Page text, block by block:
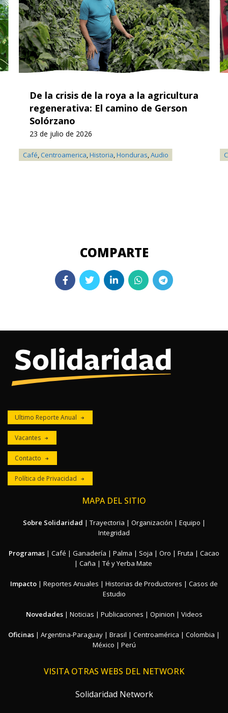
Café,Centroamerica,Historia,Honduras,Audio
De la crisis de la roya a la agricultura
regenerativa: El camino de Gerson
Solórzano
23 de julio de 2026
Ultimo Reporte Anual
Vacantes
Contacto
Política de Privacidad
MAPA DEL SITIO
Sobre Solidaridad | Trayectoria | Organización | Equipo |
Integridad
Programas | Café | Ganadería | Palma | Soja | Oro | Fruta | Cacao
| Caña | Té y Yerba Mate
Impacto | Reportes Anuales | Historias de Productores | Casos de
Estudio
Novedades| Noticias | Publicaciones | Opinion | Videos
Oficinas | Argentina-Paraguay | Brasil | Centroamérica | Colombia |
México | Perú
VISITA OTRAS WEBS DEL NETWORK
Solidaridad Network